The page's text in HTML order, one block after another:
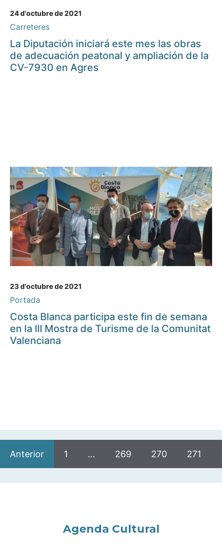
24 d'octubre de 2021
Carreteres
La Diputación iniciará este mes las obras
de adecuación peatonal y ampliación de la
CV-7930 en Agres
23 d'octubre de 2021
Portada
Costa Blanca participa este fin de semana
en la III Mostra de Turisme de la Comunitat
Valenciana
Anterior 1 … 269 270 271
Agenda Cultural